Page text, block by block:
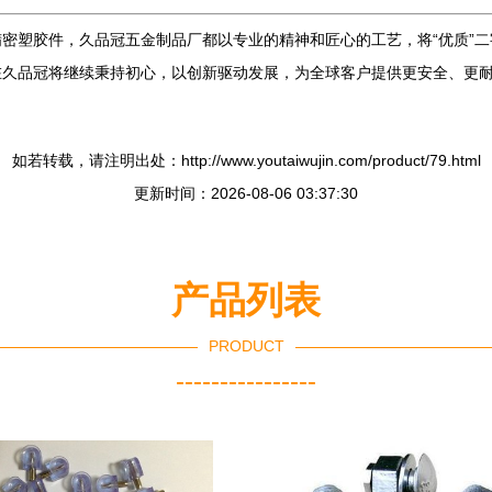
塑胶件，久品冠五金制品厂都以专业的精神和匠心的工艺，将“优质”
品冠将继续秉持初心，以创新驱动发展，为全球客户提供更安全、更
如若转载，请注明出处：http://www.youtaiwujin.com/product/79.html
更新时间：2026-08-06 03:37:30
产品列表
PRODUCT
----------------